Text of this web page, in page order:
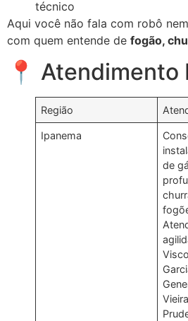
técnico
Aqui você não fala com robô
com quem entende de fogão,
📍 Atendimento
Região
Ipanema
de